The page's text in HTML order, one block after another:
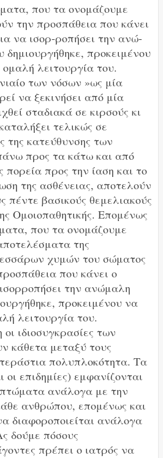
που τα ονομάζουμε
την προσπάθεια που κάνει
να ισορ-ροπήσει την ανώ-
προκειμένου
λειτουργία του.
των νόσων »ως μία
να ξεκινήσει από μία
σταδιακά σε κιρσούς κι
τελικώς σε
της κατεύθυνσης των
προς τα κάτω και από
προς την ίαση και το
της ασθένειας, αποτελούν
πέντε βασικούς θεμελιακούς
Ομοιοπαθητικής. Επομένως
που τα ονομάζουμε
της
χυμών του σώματος
που κάνει ο
την ανώμαλη
προκειμένου να
λειτουργία του.
ιδιοσυγκρασίες των
κάθετα μεταξύ τους
πολυπλοκότητα. Τα
επιδημίες) εμφανίζονται
ανάλογα με την
ανθρώπου, επομένως και
διαφοροποιείται ανάλογα
δούμε πόσους
πρέπει ο ιατρός να